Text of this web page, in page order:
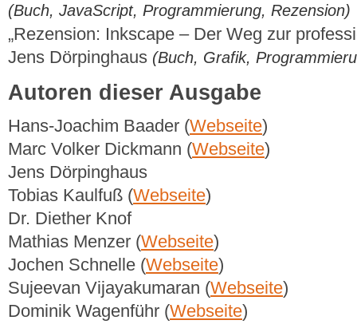
(Buch, JavaScript, Programmierung, Rezension)
„Rezension: Inkscape – Der Weg zur
Jens Dörpinghaus (Buch, Grafik,
Autoren dieser Ausgabe
Hans-Joachim Baader (Webseite)
Marc Volker Dickmann (Webseite)
Jens Dörpinghaus
Tobias Kaulfuß (Webseite)
Dr. Diether Knof
Mathias Menzer (Webseite)
Jochen Schnelle (Webseite)
Sujeevan Vijayakumaran (Webseite)
Dominik Wagenführ (Webseite)